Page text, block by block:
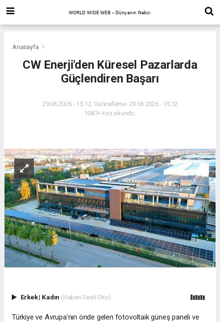
Anasayfa
CW Enerji'den Küresel Pazarlarda
Güçlendiren Başarı
29.06.2026 - 15:12, Güncelleme: 29.06.2026 - 15:12
1087+ kez okundu.
Erkek| Kadın (Haberi Sesli Oku)
Türkiye ve Avrupa’nın önde gelen fotovoltaik güneş paneli ve